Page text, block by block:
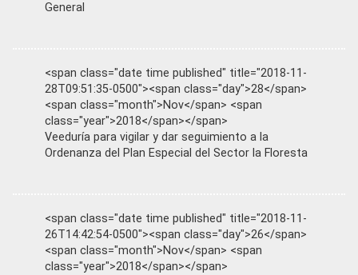
General
<span class="date time published" title="2018-11-
28T09:51:35-0500"><span class="day">28</span>
<span class="month">Nov</span> <span
class="year">2018</span></span>
Veeduría para vigilar y dar seguimiento a la
Ordenanza del Plan Especial del Sector la Floresta
<span class="date time published" title="2018-11-
26T14:42:54-0500"><span class="day">26</span>
<span class="month">Nov</span> <span
class="year">2018</span></span>